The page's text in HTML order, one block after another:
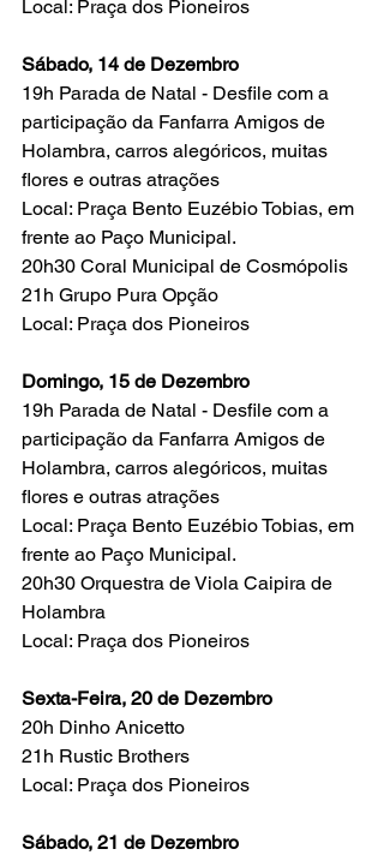
Local: Praça dos Pioneiros
Sábado, 14 de Dezembro
19h Parada de Natal - Desfile com a
participação da Fanfarra Amigos de
Holambra, carros alegóricos, muitas
flores e outras atrações
Local: Praça Bento Euzébio Tobias, em
frente ao Paço Municipal.
20h30 Coral Municipal de Cosmópolis
21h Grupo Pura Opção
Local: Praça dos Pioneiros
Domingo, 15 de Dezembro
19h Parada de Natal - Desfile com a
participação da Fanfarra Amigos de
Holambra, carros alegóricos, muitas
flores e outras atrações
Local: Praça Bento Euzébio Tobias, em
frente ao Paço Municipal.
20h30 Orquestra de Viola Caipira de
Holambra
Local: Praça dos Pioneiros
Sexta-Feira, 20 de Dezembro
20h Dinho Anicetto
21h Rustic Brothers
Local: Praça dos Pioneiros
Sábado, 21 de Dezembro